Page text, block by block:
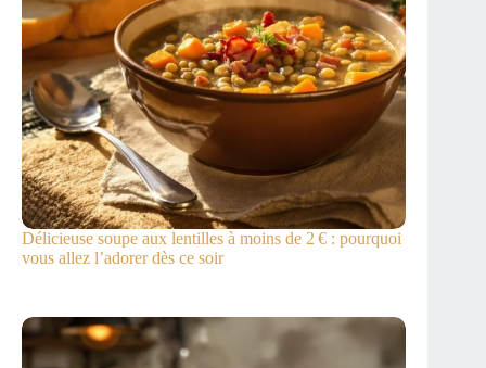
Délicieuse soupe aux lentilles à moins de 2 € : pourquoi
vous allez l’adorer dès ce soir